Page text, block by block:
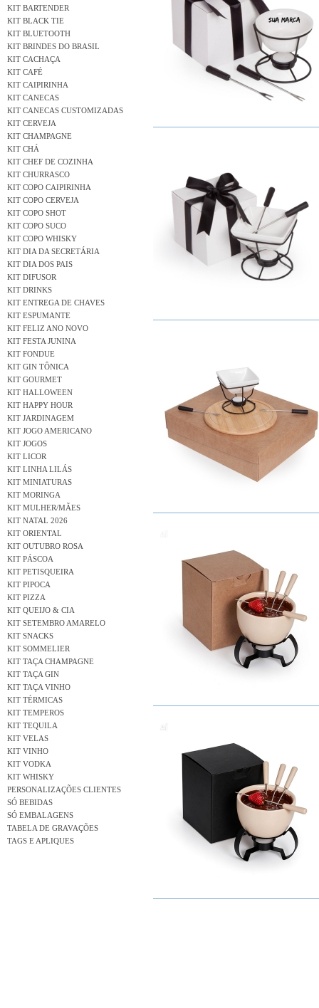
KIT BARTENDER
KIT BLACK TIE
KIT BLUETOOTH
KIT BRINDES DO BRASIL
KIT CACHAÇA
KIT CAFÉ
KIT CAIPIRINHA
KIT CANECAS
KIT CANECAS CUSTOMIZADAS
KIT CERVEJA
KIT CHAMPAGNE
KIT CHÁ
KIT CHEF DE COZINHA
KIT CHURRASCO
KIT COPO CAIPIRINHA
KIT COPO CERVEJA
KIT COPO SHOT
KIT COPO SUCO
KIT COPO WHISKY
KIT DIA DA SECRETÁRIA
KIT DIA DOS PAIS
KIT DIFUSOR
KIT DRINKS
KIT ENTREGA DE CHAVES
KIT ESPUMANTE
KIT FELIZ ANO NOVO
KIT FESTA JUNINA
KIT FONDUE
KIT GIN TÔNICA
KIT GOURMET
KIT HALLOWEEN
KIT HAPPY HOUR
KIT JARDINAGEM
KIT JOGO AMERICANO
KIT JOGOS
KIT LICOR
KIT LINHA LILÁS
KIT MINIATURAS
KIT MORINGA
KIT MULHER/MÃES
KIT NATAL 2026
KIT ORIENTAL
KIT OUTUBRO ROSA
KIT PÁSCOA
KIT PETISQUEIRA
KIT PIPOCA
KIT PIZZA
KIT QUEIJO & CIA
KIT SETEMBRO AMARELO
KIT SNACKS
KIT SOMMELIER
KIT TAÇA CHAMPAGNE
KIT TAÇA GIN
KIT TAÇA VINHO
KIT TÉRMICAS
KIT TEMPEROS
KIT TEQUILA
KIT VELAS
KIT VINHO
KIT VODKA
KIT WHISKY
PERSONALIZAÇÕES CLIENTES
SÓ BEBIDAS
SÓ EMBALAGENS
TABELA DE GRAVAÇÕES
TAGS E APLIQUES